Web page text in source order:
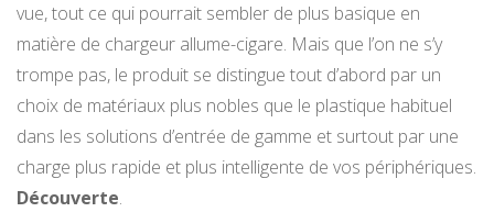
vue, tout ce qui pourrait sembler de plus basique en
matière de chargeur allume-cigare. Mais que l’on ne s’y
trompe pas, le produit se distingue tout d’abord par un
choix de matériaux plus nobles que le plastique habituel
dans les solutions d’entrée de gamme et surtout par une
charge plus rapide et plus intelligente de vos périphériques.
Découverte.